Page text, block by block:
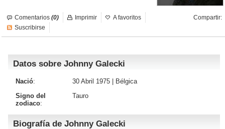
Galerías
Iniciar sesión
Comentarios (0) Compartir:
Imprimir
A favoritos
Suscribirse
Datos sobre Johnny Galecki
Nació: 30 Abril 1975 |
Bélgica
Signo del
zodiaco:
Tauro
Biografía de Johnny Galecki